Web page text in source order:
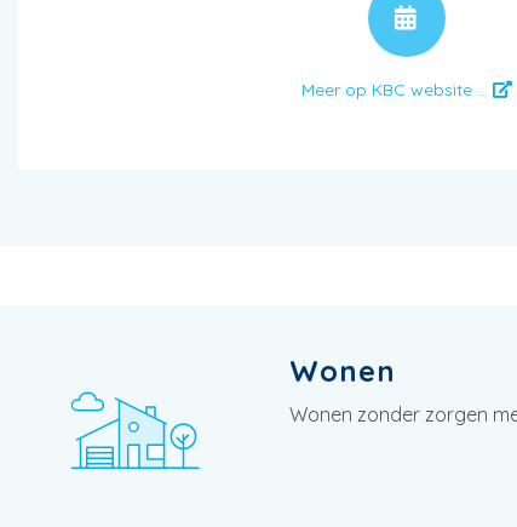
Meer op KBC website ...
Wonen
Wonen zonder zorgen